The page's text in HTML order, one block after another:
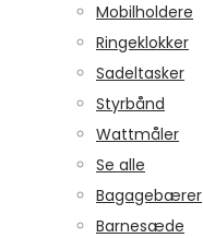
Mobilholdere
Ringeklokker
Sadeltasker
Styrbånd
Wattmåler
Se alle
Bagagebærer
Barnesæde